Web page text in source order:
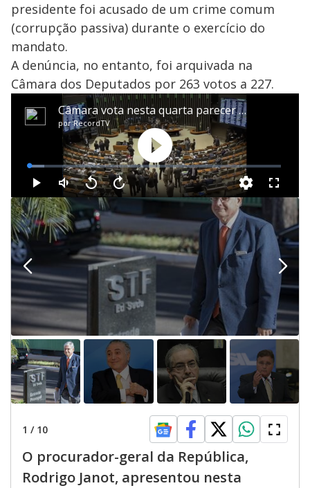
presidente foi acusado de um crime comum
(corrupção passiva) durante o exercício do
mandato.
A denúncia, no entanto, foi arquivada na
Câmara dos Deputados por 263 votos a 227.
1 / 10
O procurador-geral da República,
Rodrigo Janot, apresentou nesta